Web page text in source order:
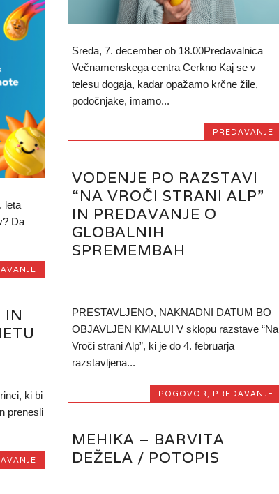
Sreda, 7. december ob 18.00Predavalnica
Večnamenskega centra Cerkno Kaj se v
telesu dogaja, kadar opažamo krčne žile,
podočnjake, imamo...
PREDAVANJE
leta
Da
VODENJE PO RAZSTAVI
“NA VROČI STRANI ALP”
IN PREDAVANJE O
GLOBALNIH
SPREMEMBAH
PRESTAVLJENO, NAKNADNI DATUM BO
OBJAVLJEN KMALU! V sklopu razstave “Na
Vroči strani Alp”, ki je do 4. februarja
razstavljena...
POGOVOR PREDAVANJE
IN
ki bi
prenesli
MEHIKA – BARVITA
DEŽELA / POTOPIS